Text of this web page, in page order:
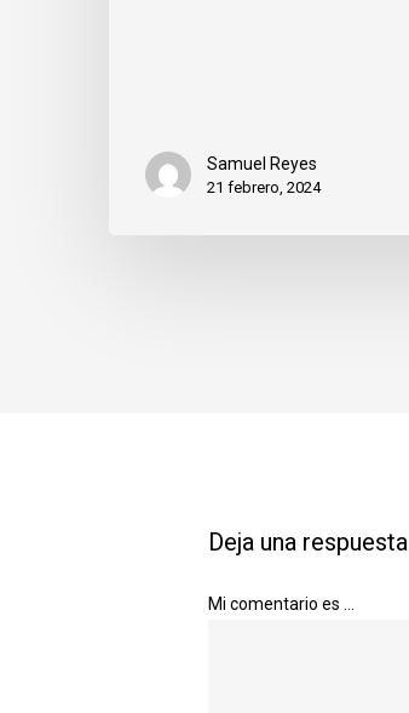
Samuel Reyes
21 febrero, 2024
Deja una respuesta
Mi comentario es ...